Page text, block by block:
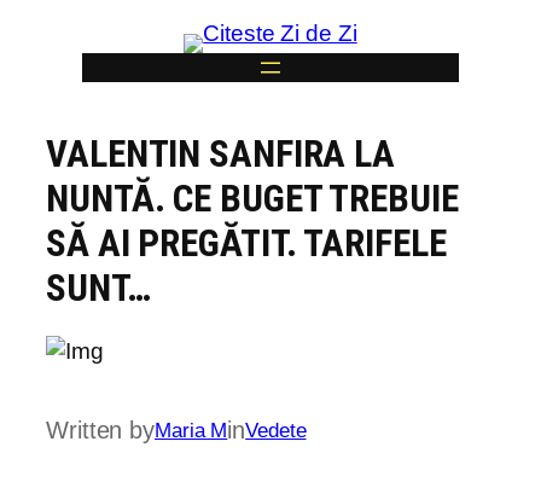
content
VALENTIN SANFIRA LA
NUNTĂ. CE BUGET TREBUIE
SĂ AI PREGĂTIT. TARIFELE
SUNT…
Written byMaria MinVedete
6